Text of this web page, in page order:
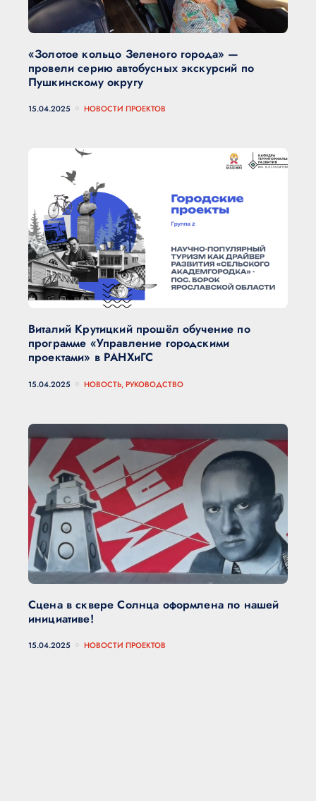
«Золотое кольцо Зеленого города» —
провели серию автобусных экскурсий по
Пушкинскому округу
15.04.2025 НОВОСТИ ПРОЕКТОВ
Виталий Крутицкий прошёл обучение по
программе «Управление городскими
проектами» в РАНХиГС
15.04.2025 НОВОСТЬ, РУКОВОДСТВО
Сцена в сквере Солнца оформлена по нашей
инициативе!
15.04.2025 НОВОСТИ ПРОЕКТОВ